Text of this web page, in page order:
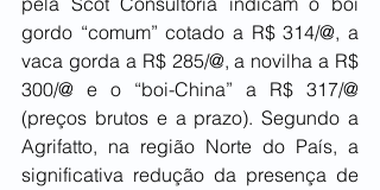
gordo “comum” cotado a R$ 314/@, a
vaca gorda a R$ 285/@, a novilha a R$
300/@ e o “boi-China” a R$ 317/@
(preços brutos e a prazo). Segundo a
Agrifatto, na região Norte do País, a
significativa redução da presença de